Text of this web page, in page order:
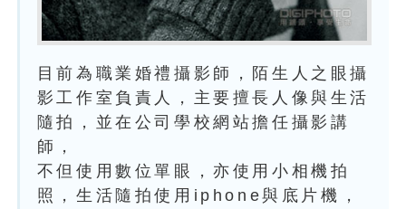
目前為職業婚禮攝影師，陌生人之眼攝
影工作室負責人，主要擅長人像與生活
隨拍，並在公司學校網站擔任攝影講
師，
不但使用數位單眼，亦使用小相機拍
照，生活隨拍使用iphone與底片機，